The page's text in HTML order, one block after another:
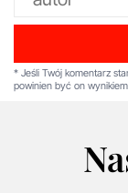
* Jeśli Twój komentarz
powinien być on